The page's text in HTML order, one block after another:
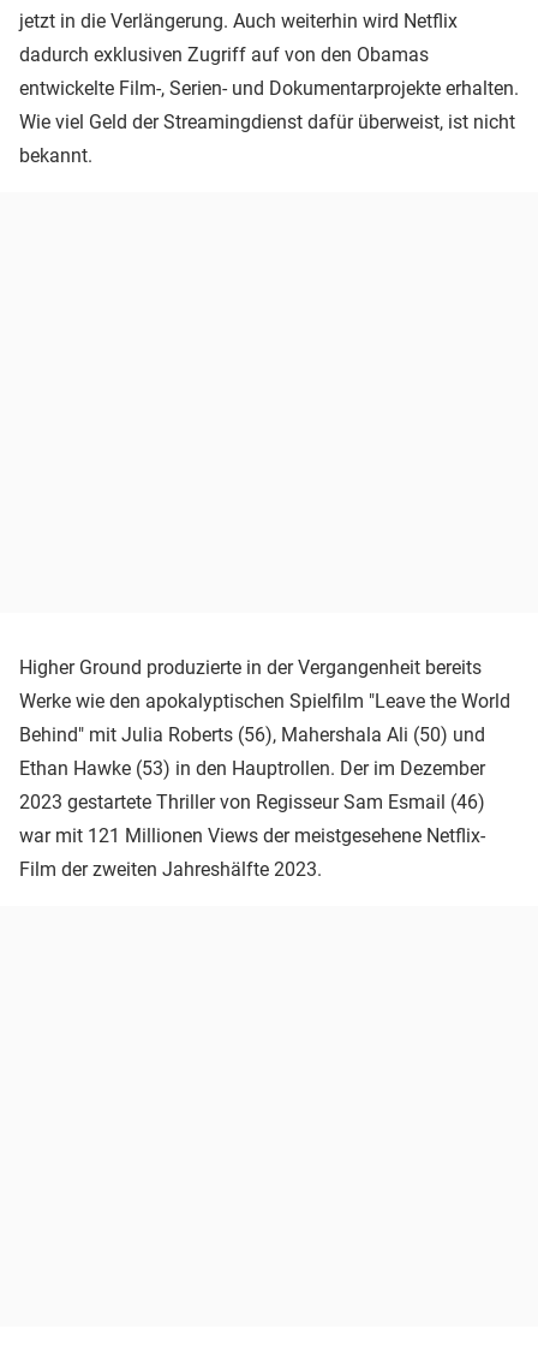
jetzt in die Verlängerung. Auch weiterhin wird Netflix
dadurch exklusiven Zugriff auf von den Obamas
entwickelte Film-, Serien- und Dokumentarprojekte erhalten.
Wie viel Geld der Streamingdienst dafür überweist, ist nicht
bekannt.
Higher Ground produzierte in der Vergangenheit bereits
Werke wie den apokalyptischen Spielfilm "Leave the World
Behind" mit Julia Roberts (56), Mahershala Ali (50) und
Ethan Hawke (53) in den Hauptrollen. Der im Dezember
2023 gestartete Thriller von Regisseur Sam Esmail (46)
war mit 121 Millionen Views der meistgesehene Netflix-
Film der zweiten Jahreshälfte 2023.